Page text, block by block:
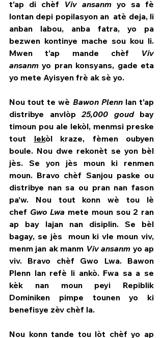
t’ap di chèf Viv ansanm yo sa fè
lontan depi popilasyon an  atè deja, li
anban labou, anba fatra, yo pa
bezwen kontinye mache sou kou li.
Mwen t’ap mande chèf Viv
ansanm yo pran konsyans, gade eta
yo mete Ayisyen frè ak sè yo.
Nou tout te wè Bawon Plenn lan t’ap
distribye anvlòp 25,000 goud bay
timoun pou ale lekòl, menmsi preske
tout lekòl kraze, fèmen oubyen
boule. Nou dwe rekonèt se yon bèl
jès. Se yon jès moun ki renmen
moun. Bravo chèf Sanjou paske ou
distribye nan sa ou pran nan fason
pa’w. Nou tout konn wè tou lè
chef Gwo Lwa mete moun sou 2 ran
ap bay lajan nan disiplin. Se bèl
bagay, se jès  moun ki vle moun viv,
menm jan ak manm Viv ansanm yo ap
viv. Bravo chèf Gwo Lwa. Bawon
Plenn lan refè li ankò. Fwa sa a se
kèk nan moun peyi Repiblik
Dominiken pimpe tounen yo ki
benefisye zèv chèf la.
Nou konn tande tou lòt chèf yo ap